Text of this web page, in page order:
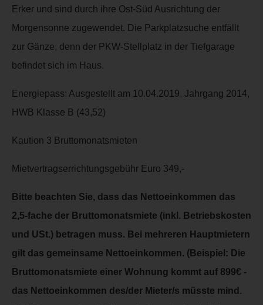
Erker und sind durch ihre Ost-Süd Ausrichtung der
Morgensonne zugewendet. Die Parkplatzsuche entfällt
zur Gänze, denn der PKW-Stellplatz in der Tiefgarage
befindet sich im Haus.
Energiepass: Ausgestellt am 10.04.2019, Jahrgang 2014,
HWB Klasse B (43,52)
Kaution 3 Bruttomonatsmieten
Mietvertragserrichtungsgebühr Euro 349,-
Bitte beachten Sie, dass das Nettoeinkommen das
2,5-fache der Bruttomonatsmiete (inkl. Betriebskosten
und USt.) betragen muss. Bei mehreren Hauptmietern
gilt das gemeinsame Nettoeinkommen. (Beispiel: Die
Bruttomonatsmiete einer Wohnung kommt auf 899€ -
das Nettoeinkommen des/der Mieter/s müsste mind.